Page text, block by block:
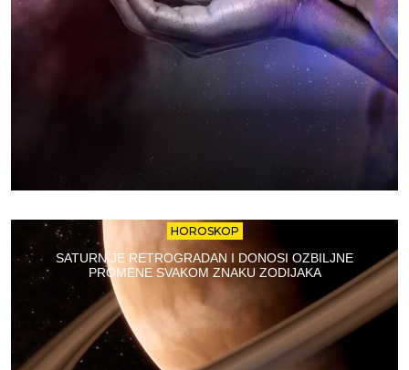
HOROSKOP
SATURN JE RETROGRADAN I DONOSI OZBILJNE
PROMENE SVAKOM ZNAKU ZODIJAKA